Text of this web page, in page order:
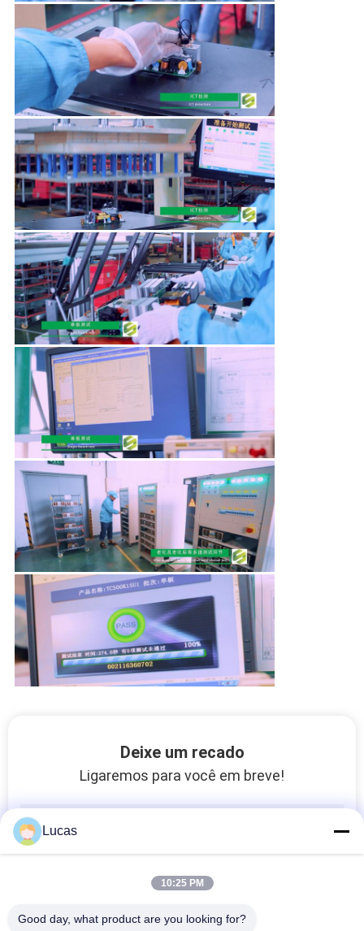
Deixe um recado
Ligaremos para você em breve!
Lucas
10:25 PM
Good day, what product are you looking for?